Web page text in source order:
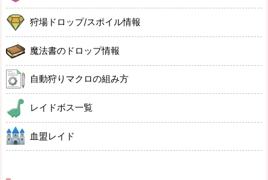
狩場ドロップ/スポイル情報
魔法書のドロップ情報
自動狩りマクロの組み方
レイドボス一覧
血盟レイド